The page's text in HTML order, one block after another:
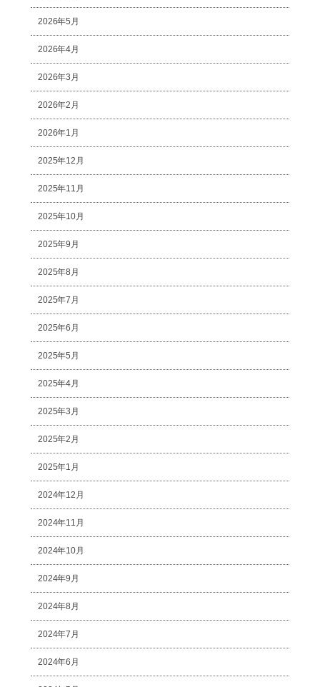
2026年5月
2026年4月
2026年3月
2026年2月
2026年1月
2025年12月
2025年11月
2025年10月
2025年9月
2025年8月
2025年7月
2025年6月
2025年5月
2025年4月
2025年3月
2025年2月
2025年1月
2024年12月
2024年11月
2024年10月
2024年9月
2024年8月
2024年7月
2024年6月